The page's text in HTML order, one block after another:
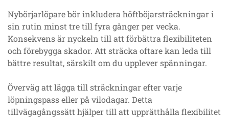
Nybörjarlöpare bör inkludera höftböjarsträckningar i
sin rutin minst tre till fyra gånger per vecka.
Konsekvens är nyckeln till att förbättra flexibiliteten
och förebygga skador. Att sträcka oftare kan leda till
bättre resultat, särskilt om du upplever spänningar.
Överväg att lägga till sträckningar efter varje
löpningspass eller på vilodagar. Detta
tillvägagångssätt hjälper till att upprätthålla flexibilitet